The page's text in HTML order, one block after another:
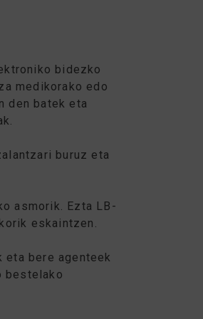
bidezko
medikorako edo
den batek eta
buruz eta
asmorik. Ezta LB-
eskaintzen.
eta bere agenteek
bestelako